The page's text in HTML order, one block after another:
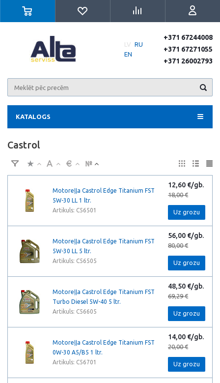
LV RU
EN
+371 67244008
+371 67271055
+371 26002793
KATALOGS
Castrol
Motoreļļa Castrol Edge Titanium FST
5W-30 LL 1 ltr.
Artikuls: C56501
12,60 €/gb.
18,00 €
Uz grozu
Motoreļļa Castrol Edge Titanium FST
5W-30 LL 5 ltr.
Artikuls: C56505
56,00 €/gb.
80,00 €
Uz grozu
Motoreļļa Castrol Edge Titanium FST
Turbo Diesel 5W-40 5 ltr.
Artikuls: C56605
48,50 €/gb.
69,29 €
Uz grozu
Motoreļļa Castrol Edge Titanium FST
0W-30 A5/B5 1 ltr.
Artikuls: C56701
14,00 €/gb.
20,00 €
Uz grozu